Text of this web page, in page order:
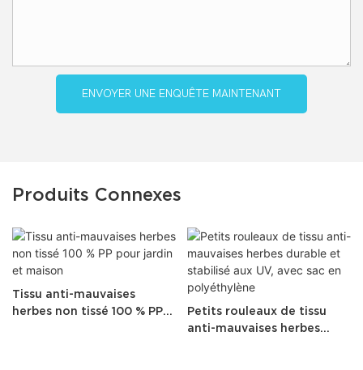
ENVOYER UNE ENQUÊTE MAINTENANT
Produits Connexes
Tissu anti-mauvaises
herbes non tissé 100 % PP
Petits rouleaux de tissu
anti-mauvaises herbes